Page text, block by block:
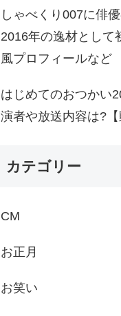
しゃべくり007に俳
2016年の逸材として
風プロフィールなど
はじめてのおつかい
演者や放送内容は?【
カテゴリー
CM
お正月
お笑い